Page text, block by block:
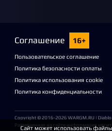
Соглашение 16+
Пользовательское соглашение
Политика безопасности оплаты
Политика использования cookie
Политика конфиденциальности
Copyright © 2016-2026 WARGM.RU |
Размещенная на сайте информация
Сайт может использовать